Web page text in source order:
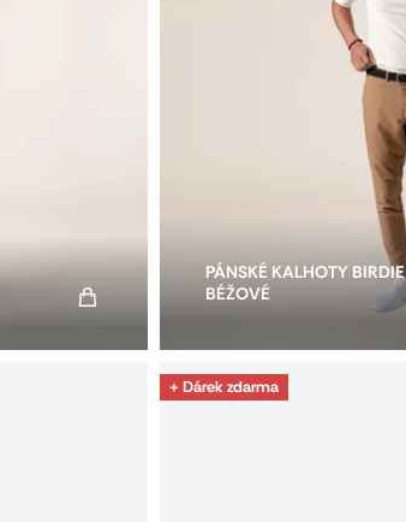
PÁNSKÉ KALHOTY BIRDIE
BÉŽOVÉ
+ Dárek zdarma